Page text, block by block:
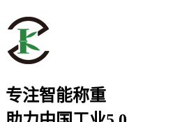
专注智能称重